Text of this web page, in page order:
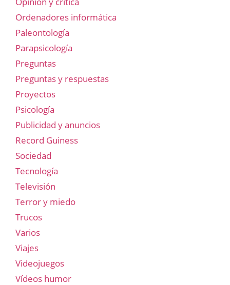
Ordenadores informática
Paleontología
Parapsicología
Preguntas
Preguntas y respuestas
Proyectos
Psicología
Publicidad y anuncios
Record Guiness
Sociedad
Tecnología
Televisión
Terror y miedo
Trucos
Varios
Viajes
Videojuegos
Vídeos humor